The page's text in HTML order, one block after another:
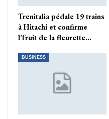
Trenitalia pédale 19 trains
à Hitachi et confirme
l’fruit de la fleurette…
BUSINESS